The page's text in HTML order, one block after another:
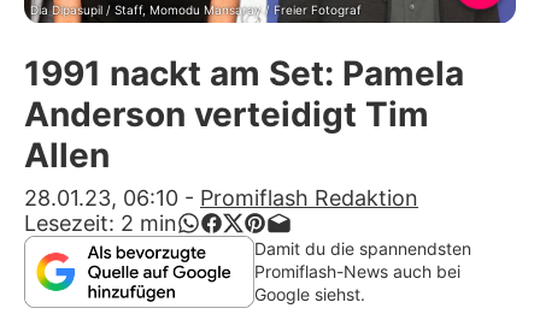
Promiflash Exklusiv
Alle Themen auf Promiflash
App runterladen
Team
Redaktionelle Richtlinien
Dia Dipasupil / Staff, Momodu Mansaray / Freier Fotograf
1991 nackt am Set: Pamela
Anderson verteidigt Tim
Allen
28.01.23, 06:10 - Promiflash Redaktion
Lesezeit: 2 min
Damit du die spannendsten
Promiflash-News auch bei
Google siehst.